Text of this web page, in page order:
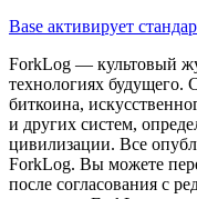
Base активирует
ForkLog — культовый
технологиях будущего.
биткоина,
и других систем,
цивилизации. Все
ForkLog. Вы можете
после согласования с